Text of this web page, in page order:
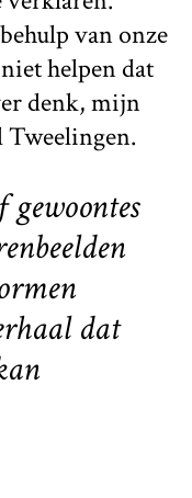
van onze
helpen dat
denk, mijn
Tweelingen.
dat